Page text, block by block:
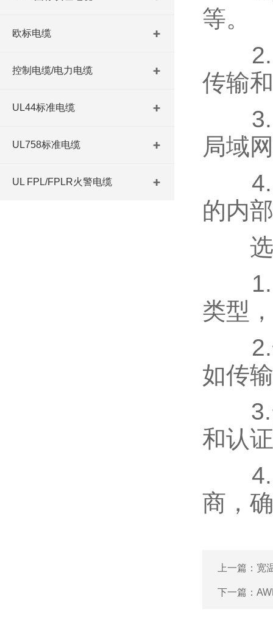
欧标电缆
控制电缆/电力电缆
UL44标准电缆
UL758标准电缆
UL FPL/FPLR火警电缆
等。
2.工
传输
3.通
局域
4.家
的内
选择
1.应
类型
2.性
如传
3.安
和认
4.制
商，
上一篇： 宽
下一篇：